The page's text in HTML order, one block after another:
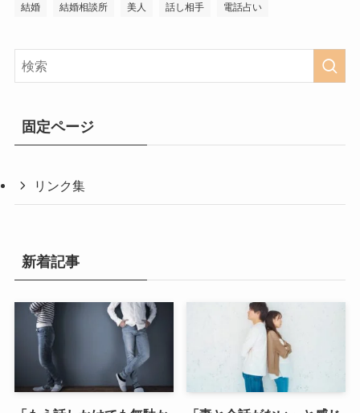
結婚 結婚相談所 美人 話し相手 電話占い
固定ページ
リンク集
新着記事